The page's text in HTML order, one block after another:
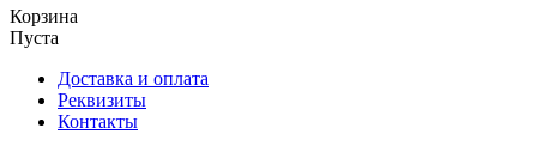
Корзина
Пуста
Доставка и оплата
Реквизиты
Контакты